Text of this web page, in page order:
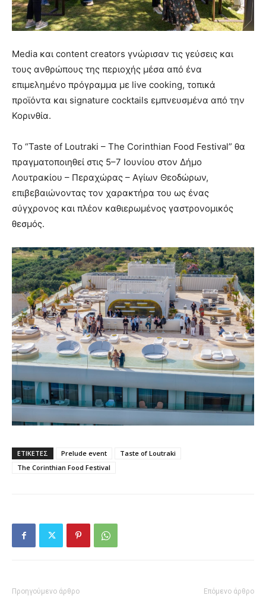
Media και content creators γνώρισαν τις γεύσεις και
τους ανθρώπους της περιοχής μέσα από ένα
επιμελημένο πρόγραμμα με live cooking, τοπικά
προϊόντα και signature cocktails εμπνευσμένα από την
Κορινθία.
Το “Taste of Loutraki – The Corinthian Food Festival” θα
πραγματοποιηθεί στις 5–7 Ιουνίου στον Δήμο
Λουτρακίου – Περαχώρας – Αγίων Θεοδώρων,
επιβεβαιώνοντας τον χαρακτήρα του ως ένας
σύγχρονος και πλέον καθιερωμένος γαστρονομικός
θεσμός.
ΕΤΙΚΕΤΕΣ Prelude event
Taste of Loutraki
The Corinthian Food Festival
Προηγούμενο άρθρο Επόμενο άρθρο